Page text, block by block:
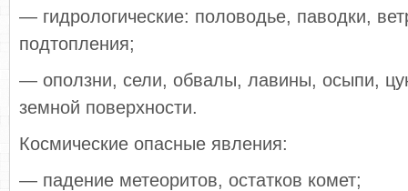
— гидрологические: половодье, паводки,
подтопления;
— оползни, сели, обвалы, лавины, осыпи,
земной поверхности.
Космические опасные явления:
— падение метеоритов, остатков комет;